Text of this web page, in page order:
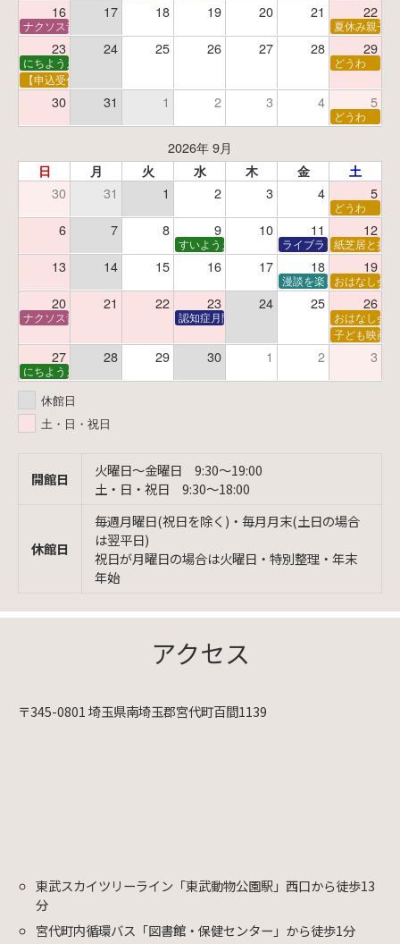
16 17 18 19 20 21 22
ナクソス音楽会 第5回 NHK交響楽団創立100年 夏休み親子
23 24 25 26 27 28 29
にちようえほん
どうわ
【申込受付中】ゆうべのこわ～いおはなし会
30 31 1 2 3 4 5
どうわ
2026年 9月
日 月 火 水 木 金 土
30 31 1 2 3 4 5
どうわ
6 7 8 9 10 11 12
すいようえほん ライブラリーシアター
紙芝居と折
13 14 15 16 17 18 19
漫談を楽しむ会 ～漫談
おはなし会
20 21 22 23 24 25 26
ナクソス音楽会 第6回 宇宙を感じるクラシック認知症月間 特別映画会「調査屋マオさんの恋
おはなし会
子ども映画会
27 28 29 30 1 2 3
にちようえほん
休館日
土・日・祝日
開館日
火曜日〜金曜日 9:30〜19:00
土・日・祝日 9:30〜18:00
休館日
毎週月曜日(祝日を除く)・毎月月末(土日の場合
は翌平日)
祝日が月曜日の場合は火曜日・特別整理・年末
年始
アクセス
〒345-0801 埼玉県南埼玉郡宮代町百間1139
東武スカイツリーライン「東武動物公園駅」西口から徒歩13
分
宮代町内循環バス「図書館・保健センター」から徒歩1分